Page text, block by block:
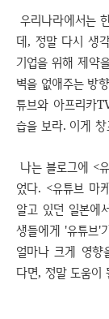
우리나라에서는
데, 정말 다시 생
기업을 위해 제약
벽을 없애주는 방
튜브와 아프리카
습을 보라. 이게
나는 블로그에 <
었다. <유튜브 마
알고 있던 일본에
생들에게 '유튜브'
얼마나 크게 영향
다면, 정말 도움이